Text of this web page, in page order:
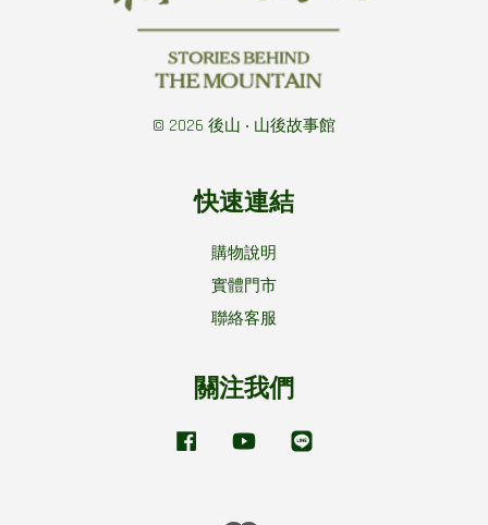
© 2026 後山 ‧ 山後故事館
快速連結
購物說明
實體門市
聯絡客服
關注我們
Facebook YouTube